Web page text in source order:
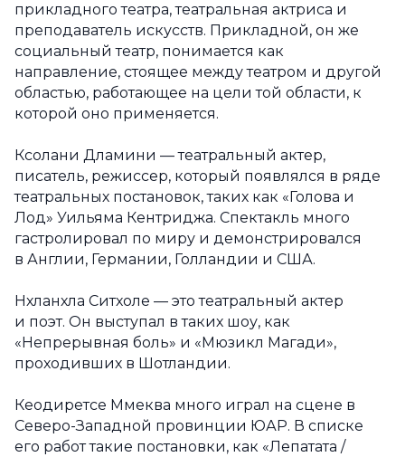
прикладного театра, театральная актриса и
преподаватель искусств. Прикладной, он же
социальный театр, понимается как
направление, стоящее между театром и другой
областью, работающее на цели той области, к
которой оно применяется.
Ксолани Дламини — театральный актер,
писатель, режиссер, который появлялся в ряде
театральных постановок, таких как «Голова и
Лод» Уильяма Кентриджа. Спектакль много
гастролировал по миру и демонстрировался
в Англии, Германии, Голландии и США.
Нхланхла Ситхоле — это театральный актер
и поэт. Он выступал в таких шоу, как
«Непрерывная боль» и «Мюзикл Магади»,
проходивших в Шотландии.
Кеодиретсе Ммеква много играл на сцене в
Северо-Западной провинции ЮАР. В списке
его работ такие постановки, как «Лепатата /